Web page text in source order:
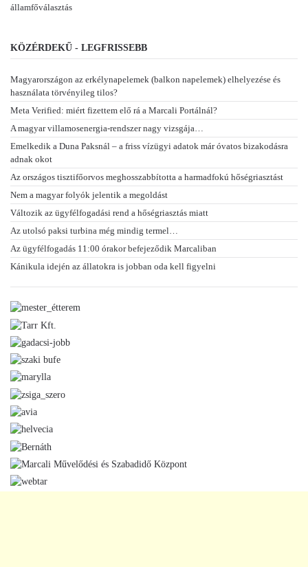
államfőválasztás
KÖZÉRDEKŰ - LEGFRISSEBB
Magyarországon az erkélynapelemek (balkon napelemek) elhelyezése és
használata törvényileg tilos?
Meta Verified: miért fizettem elő rá a Marcali Portálnál?
A magyar villamosenergia-rendszer nagy vizsgája…
Emelkedik a Duna Paksnál – a friss vízügyi adatok már óvatos bizakodásra
adnak okot
Az országos tisztifőorvos meghosszabbította a harmadfokú hőségriasztást
Nem a magyar folyók jelentik a megoldást
Változik az ügyfélfogadási rend a hőségriasztás miatt
Az utolsó paksi turbina még mindig termel…
Az ügyfélfogadás 11:00 órakor befejeződik Marcaliban
Kánikula idején az állatokra is jobban oda kell figyelni